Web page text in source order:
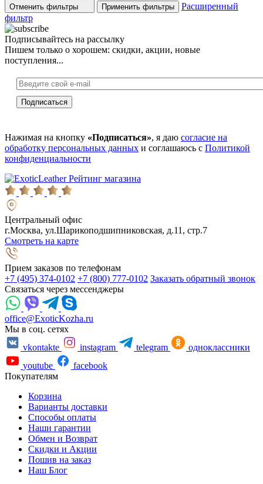
Отменить фильтры
Расширенный
фильтр
Подписывайтесь на рассылку
Пишем только о хорошем: скидки, акции, новые
поступления...
Нажимая на кнопку «Подписаться», я даю согласие на
обработку персональных данных и соглашаюсь с Политикой
конфиденциальности
Рейтинг магазина
Центральный офис
г.Москва, ул.Шарикоподшипниковская, д.11, стр.7
Смотреть на карте
Прием заказов по телефонам
+7 (495) 374-0102 +7 (800) 777-0102 Заказать обратный звонок
Связаться через мессенджеры
office@ExoticKozha.ru
Мы в соц. сетях
vkontakte
instagram telegram
одноклассники
youtube
facebook
Покупателям
Корзина
Варианты доставки
Способы оплаты
Наши гарантии
Обмен и Возврат
Скидки и Акции
Пошив на заказ
Наш Блог